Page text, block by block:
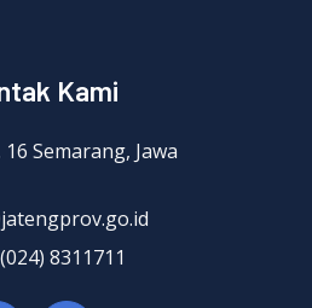
Kami
Semarang, Jawa
8311711